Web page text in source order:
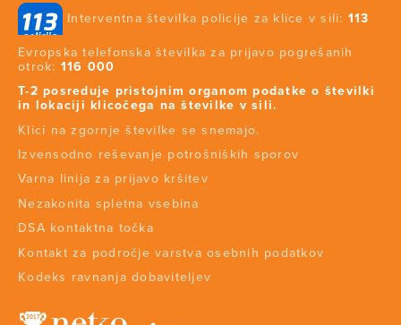
Interventna številka policije za klice v sili: 113
Evropska telefonska številka za prijavo pogrešanih
otrok: 116 000
T-2 posreduje pristojnim organom podatke o številki
in lokaciji klicočega na številke v sili.
Klici na zgornje številke se snemajo.
Izvensodno reševanje potrošniških sporov
Varna linija za prijavo kršitev
Nezakonita spletna vsebina
DSA kontaktna točka
Kontakt za področje varstva osebnih podatkov
Kodeks ravnanja dobaviteljev